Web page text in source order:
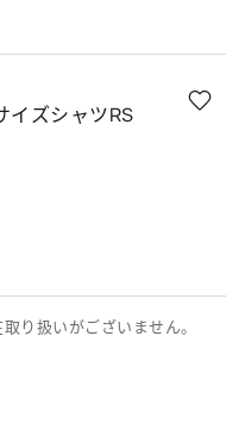
イズシャツRS
り扱いがございません。